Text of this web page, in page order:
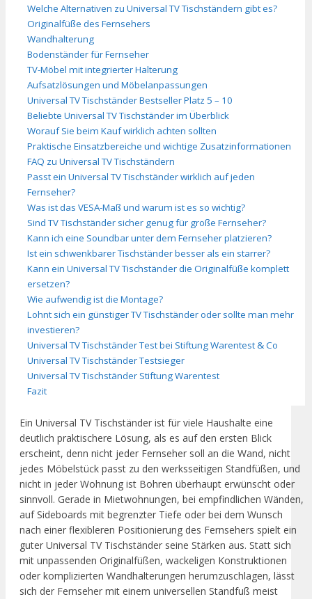
Welche Alternativen zu Universal TV Tischständern gibt es?
Originalfüße des Fernsehers
Wandhalterung
Bodenständer für Fernseher
TV-Möbel mit integrierter Halterung
Aufsatzlösungen und Möbelanpassungen
Universal TV Tischständer Bestseller Platz 5 – 10
Beliebte Universal TV Tischständer im Überblick
Worauf Sie beim Kauf wirklich achten sollten
Praktische Einsatzbereiche und wichtige Zusatzinformationen
FAQ zu Universal TV Tischständern
Passt ein Universal TV Tischständer wirklich auf jeden
Fernseher?
Was ist das VESA-Maß und warum ist es so wichtig?
Sind TV Tischständer sicher genug für große Fernseher?
Kann ich eine Soundbar unter dem Fernseher platzieren?
Ist ein schwenkbarer Tischständer besser als ein starrer?
Kann ein Universal TV Tischständer die Originalfüße komplett
ersetzen?
Wie aufwendig ist die Montage?
Lohnt sich ein günstiger TV Tischständer oder sollte man mehr
investieren?
Universal TV Tischständer Test bei Stiftung Warentest & Co
Universal TV Tischständer Testsieger
Universal TV Tischständer Stiftung Warentest
Fazit
Ein Universal TV Tischständer ist für viele Haushalte eine
deutlich praktischere Lösung, als es auf den ersten Blick
erscheint, denn nicht jeder Fernseher soll an die Wand, nicht
jedes Möbelstück passt zu den werksseitigen Standfüßen, und
nicht in jeder Wohnung ist Bohren überhaupt erwünscht oder
sinnvoll. Gerade in Mietwohnungen, bei empfindlichen Wänden,
auf Sideboards mit begrenzter Tiefe oder bei dem Wunsch
nach einer flexibleren Positionierung des Fernsehers spielt ein
guter Universal TV Tischständer seine Stärken aus. Statt sich
mit unpassenden Originalfüßen, wackeligen Konstruktionen
oder komplizierten Wandhalterungen herumzuschlagen, lässt
sich der Fernseher mit einem universellen Standfuß meist